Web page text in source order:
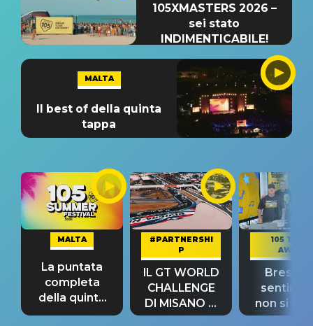
105XMASTERS 2026 –
sei stato
INDIMENTICABILE!
MALTA
Il best of della quinta
tappa
MALTA
La puntata
completa
della quinta
tappa
#PARTNERSHI
P
IL GT WORLD
CHALLENGE
DI MISANO si
riconferma
105 TAKE
AWAY
Bresh:
non si
fino alla